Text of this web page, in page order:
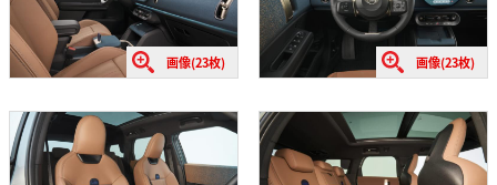
画像(23枚) 画像(23枚)